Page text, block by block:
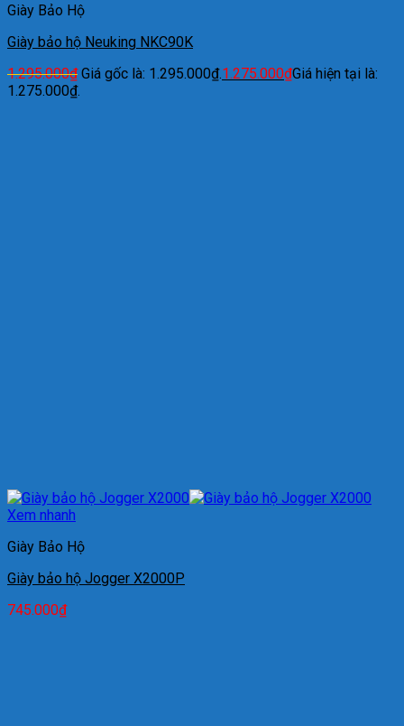
Giày Bảo Hộ
Giày bảo hộ Neuking NKC90K
1.295.000₫ Giá gốc là: 1.295.000₫.1.275.000₫Giá hiện tại là:
1.275.000₫.
Xem nhanh
Giày Bảo Hộ
Giày bảo hộ Jogger X2000P
745.000₫